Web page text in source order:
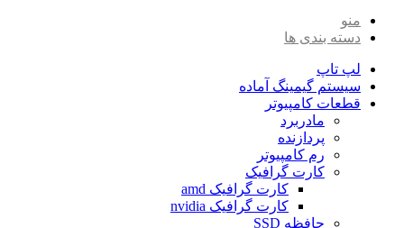
منو
دسته بندی ها
لپ تاپ
سیستم گیمینگ آماده
قطعات کامپیوتر
مادربرد
پردازنده
رم کامپیوتر
کارت گرافیک
کارت گرافیک amd
کارت گرافیک nvidia
حافظه SSD